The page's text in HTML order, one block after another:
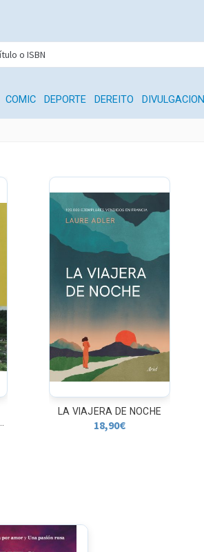
COMIC DEPORTE DEREITO DIVULGACION
DE CORPO ENTEIRO
11,35€